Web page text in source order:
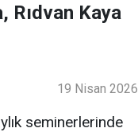
Rıdvan Kaya
19 Nisan 2026
seminerlerinde